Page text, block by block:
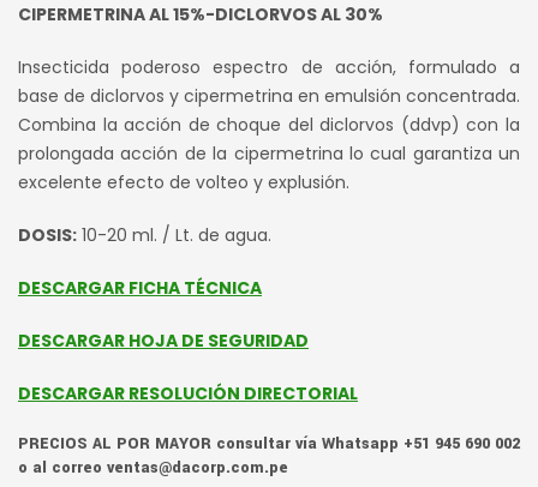
original
era:
S/ 105.00.
actual
es:
S/ 92.00.
CIPERMETRINA AL 15%-DICLORVOS AL 30%
Insecticida poderoso espectro de acción, formulado a
base de diclorvos y cipermetrina en emulsión concentrada.
Combina la acción de choque del diclorvos (ddvp) con la
prolongada acción de la cipermetrina lo cual garantiza un
excelente efecto de volteo y explusión.
DOSIS: 10-20 ml. / Lt. de agua.
DESCARGAR FICHA TÉCNICA
DESCARGAR HOJA DE SEGURIDAD
DESCARGAR RESOLUCIÓN DIRECTORIAL
PRECIOS AL POR MAYOR consultar vía Whatsapp +51 945 690 002
o al correo ventas@dacorp.com.pe